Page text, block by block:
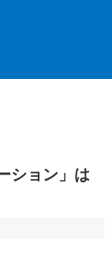
ション」は